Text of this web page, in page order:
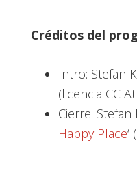
Créditos del
Intro: Stefan
(licencia CC
Cierre: Stefan
Happy Place‘